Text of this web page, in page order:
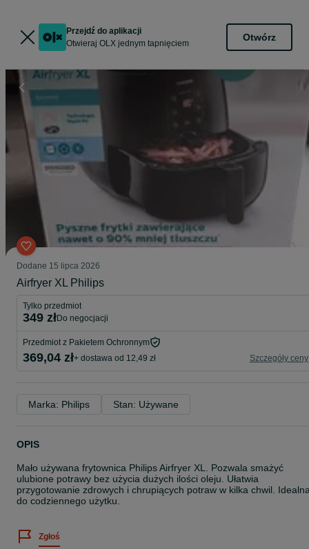
Przejdź do aplikacji
Otwieraj OLX jednym tapnięciem
Otwórz
Dodane 15 lipca 2026
Airfryer XL Philips
Tylko przedmiot
349 zł do negocjacji
Przedmiot z Pakietem Ochronnym
369,04 zł+ dostawa od 12,49 zł Szczegóły ceny
Marka: Philips Stan: Używane
OPIS
Mało używana frytownica Philips Airfryer XL. Pozwala smażyć
ulubione potrawy bez użycia dużych ilości oleju. Ułatwia
przygotowanie zdrowych i chrupiących potraw w kilka chwil.
do codziennego użytku.
Zgłoś